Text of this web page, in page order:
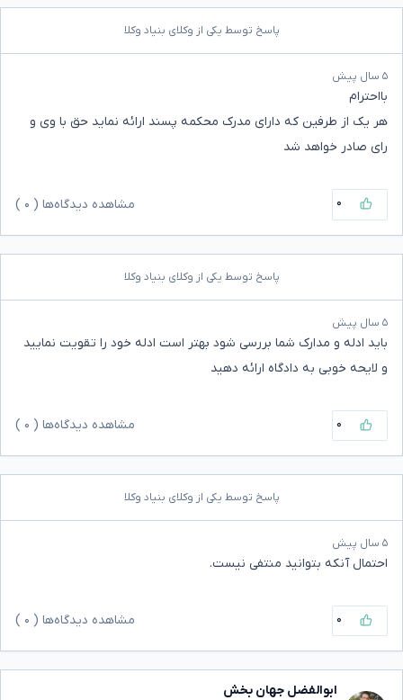
پاسخ توسط یکی از وکلای بنیاد وکلا
۵ سال پیش
بااحترام
هر یک از طرفین که دارای مدرک محکمه پسند ارائه نماید حق با وی و
رای صادر خواهد شد
۰ مشاهده دیدگاه‌ها ( ۰
پاسخ توسط یکی از وکلای بنیاد وکلا
۵ سال پیش
باید ادله و مدارک شما بررسی شود بهتر است ادله خود را تقویت نمایید
و لایحه خوبی به دادگاه ارائه دهید
۰ مشاهده دیدگاه‌ها ( ۰
پاسخ توسط یکی از وکلای بنیاد وکلا
۵ سال پیش
احتمال آنکه بتوانید منتفی نیست.
۰ مشاهده دیدگاه‌ها ( ۰
ابوالفضل جهان بخش